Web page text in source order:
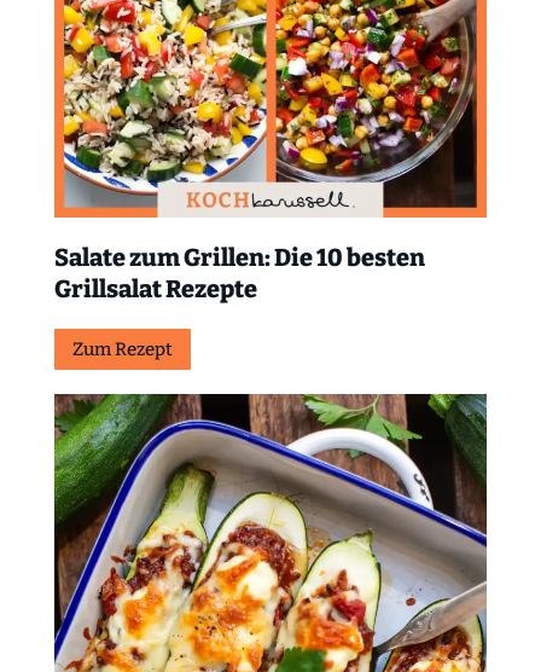
Salate zum Grillen: Die 10 besten
Grillsalat Rezepte
Zum Rezept